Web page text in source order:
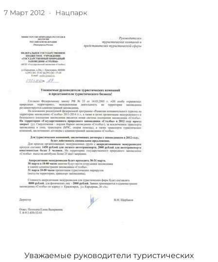
7 Март 2012 · Нацпарк
Уважаемые руководители туристических